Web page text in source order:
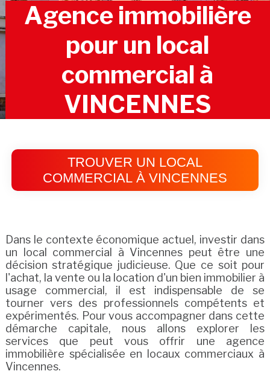
Agence immobilière
pour un local
commercial à
VINCENNES
TROUVER UN LOCAL
COMMERCIAL À VINCENNES
Dans le contexte économique actuel, investir dans
un local commercial à Vincennes peut être une
décision stratégique judicieuse. Que ce soit pour
l'achat, la vente ou la location d'un bien immobilier à
usage commercial, il est indispensable de se
tourner vers des professionnels compétents et
expérimentés. Pour vous accompagner dans cette
démarche capitale, nous allons explorer les
services que peut vous offrir une agence
immobilière spécialisée en locaux commerciaux à
Vincennes.